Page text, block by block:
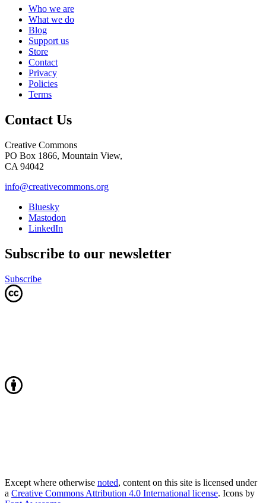
Who we are
What we do
Blog
Support us
Store
Contact
Privacy
Policies
Terms
Contact Us
Creative Commons
PO Box 1866, Mountain View,
CA 94042
info@creativecommons.org
Bluesky
Mastodon
LinkedIn
Subscribe to our newsletter
Subscribe
Except where otherwise noted, content on this site is licensed under
a Creative Commons Attribution 4.0 International license. Icons by